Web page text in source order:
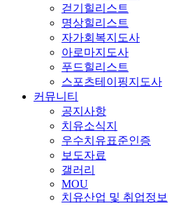
걷기힐리스트
명상힐리스트
자가회복지도사
아로마지도사
푸드힐리스트
스포츠테이핑지도사
커뮤니티
공지사항
치유소식지
우수치유표준인증
보도자료
갤러리
MOU
치유산업 및 취업정보